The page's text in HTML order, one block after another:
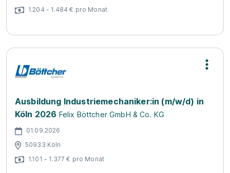
1.204 - 1.484 € pro Monat
Ausbildung Industriemechaniker:in (m/w/d) in
Köln 2026 Felix Böttcher GmbH & Co. KG
01.09.2026
50933 Köln
1.101 - 1.377 € pro Monat